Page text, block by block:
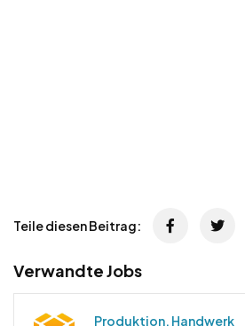
Teile diesen Beitrag:
Verwandte Jobs
Produktion, Handwerk